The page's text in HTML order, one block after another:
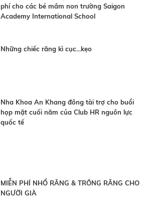
phí cho các bé mầm non trường Saigon
Academy International School
Những chiếc răng kì cục...kẹo
Nha Khoa An Khang đồng tài trợ cho buổi
họp mặt cuối năm của Club HR nguồn lực
quốc tế
MIỄN PHÍ NHỔ RĂNG & TRỒNG RĂNG CHO
NGƯỜI GIÀ